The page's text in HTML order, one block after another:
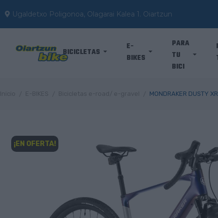
Ugaldetxo Poligonoa, Olagarai Kalea 1. Oiartzun
BICICLETAS
E-
BIKES
PARA
TU
BICI
MONDRAKER DUSTY
¡EN OFERTA!